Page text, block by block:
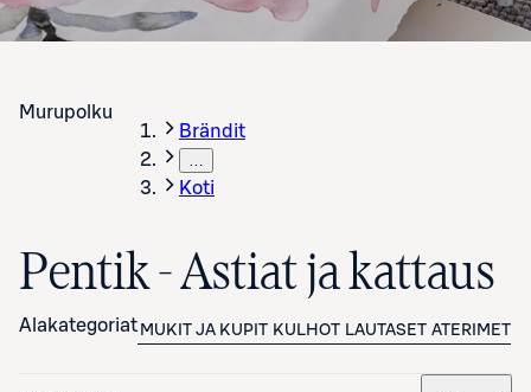
Murupolku
Brändit
Koti
Pentik - Astiat ja kattaus
Alakategoriat MUKIT JA KUPIT KULHOT LAUTASET ATERIMET